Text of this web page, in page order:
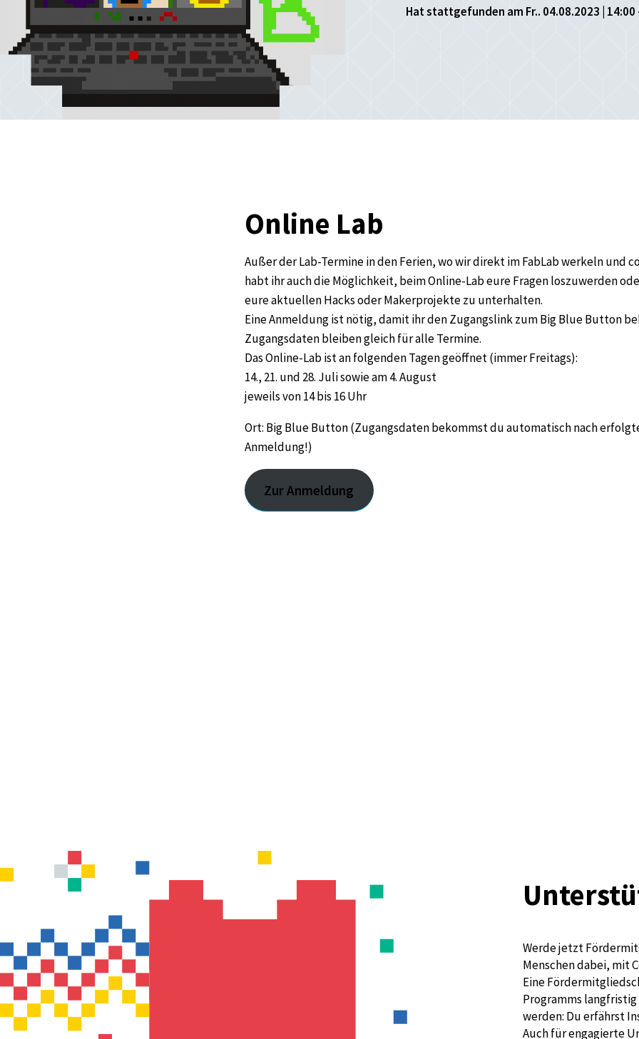
Hat stattgefunden am Fr.. 04.08.2023 | 14:00
Online Lab
Außer der Lab-Termine in den Ferien, wo wir direkt im FabLab werkeln und
habt ihr auch die Möglichkeit, beim Online-Lab eure Fragen loszuwerden
eure aktuellen Hacks oder Makerprojekte zu unterhalten.
Eine Anmeldung ist nötig, damit ihr den Zugangslink zum Big Blue Button
Zugangsdaten bleiben gleich für alle Termine.
Das Online-Lab ist an folgenden Tagen geöffnet (immer Freitags):
14., 21. und 28. Juli sowie am 4. August
jeweils von 14 bis 16 Uhr
Ort: Big Blue Button (Zugangsdaten bekommst du automatisch nach
Anmeldung!)
Zur Anmeldung
Werde jetzt
Menschen dabei, mit
Eine
Programms
werden: Du erfährst
Auch für engagierte